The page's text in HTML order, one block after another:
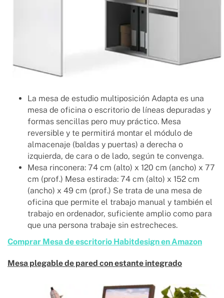
La mesa de estudio multiposición Adapta es una
mesa de oficina o escritorio de líneas depuradas y
formas sencillas pero muy práctico. Mesa
reversible y te permitirá montar el módulo de
almacenaje (baldas y puertas) a derecha o
izquierda, de cara o de lado, según te convenga.
Mesa rinconera: 74 cm (alto) x 120 cm (ancho) x 77
cm (prof.) Mesa estirada: 74 cm (alto) x 152 cm
(ancho) x 49 cm (prof.) Se trata de una mesa de
oficina que permite el trabajo manual y también el
trabajo en ordenador, suficiente amplio como para
que una persona trabaje sin estrecheces.
Comprar Mesa de escritorio Habitdesign en Amazon
Mesa plegable de pared con estante integrado